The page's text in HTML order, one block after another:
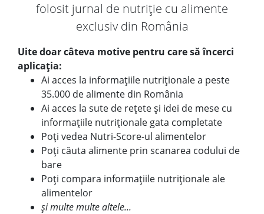
folosit jurnal de nutriție cu alimente
exclusiv din România
Uite doar câteva motive pentru care să încerci
aplicația:
Ai acces la informațiile nutriționale a peste
35.000 de alimente din România
Ai acces la sute de rețete și idei de mese cu
informațiile nutriționale gata completate
Poți vedea Nutri-Score-ul alimentelor
Poți căuta alimente prin scanarea codului de
bare
Poți compara informațiile nutriționale ale
alimentelor
și multe multe altele...